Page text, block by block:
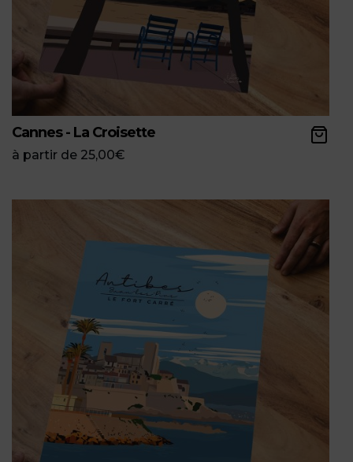
Cannes - La Croisette
à partir de 25,00€